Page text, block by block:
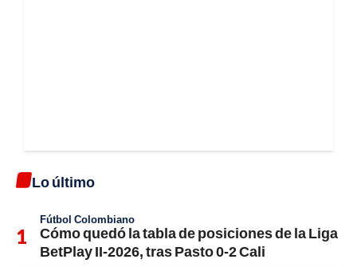
Lo último
Fútbol Colombiano
Cómo quedó la tabla de posiciones de la Liga
BetPlay II-2026, tras Pasto 0-2 Cali